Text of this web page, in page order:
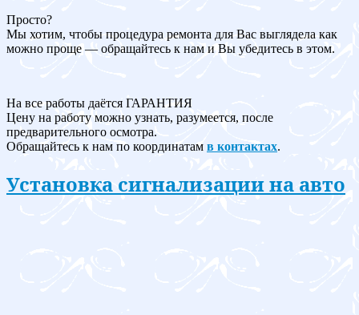
Просто?
Мы хотим, чтобы процедура ремонта для Вас выглядела как
можно проще — обращайтесь к нам и Вы убедитесь в этом.
На все работы даётся ГАРАНТИЯ
Цену на работу можно узнать, разумеется, после
предварительного осмотра.
Обращайтесь к нам по координатам в контактах.
Установка сигнализации на авто